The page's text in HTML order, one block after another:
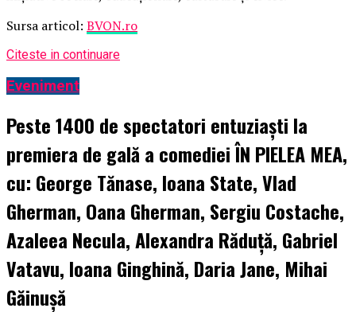
Sursa articol: BVON.ro
Citeste in continuare
Eveniment
Peste 1400 de spectatori entuziaști la
premiera de gală a comediei ÎN PIELEA MEA,
cu: George Tănase, Ioana State, Vlad
Gherman, Oana Gherman, Sergiu Costache,
Azaleea Necula, Alexandra Răduță, Gabriel
Vatavu, Ioana Ginghină, Daria Jane, Mihai
Găinușă